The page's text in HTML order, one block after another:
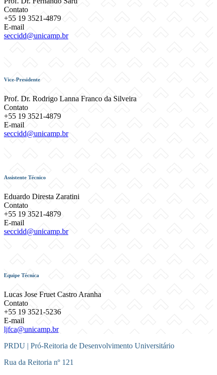
Contato
+55 19 3521-4879
E-mail
seccidd@unicamp.br
Vice-Presidente
Prof. Dr. Rodrigo Lanna Franco da Silveira
Contato
+55 19 3521-4879
E-mail
seccidd@unicamp.br
Assistente Técnico
Eduardo Diresta Zaratini
Contato
+55 19 3521-4879
E-mail
seccidd@unicamp.br
Equipe Técnica
Lucas Jose Fruet Castro Aranha
Contato
+55 19 3521-5236
E-mail
ljfca@unicamp.br
PRDU | Pró-Reitoria de Desenvolvimento Universitário
Rua da Reitoria nº 121